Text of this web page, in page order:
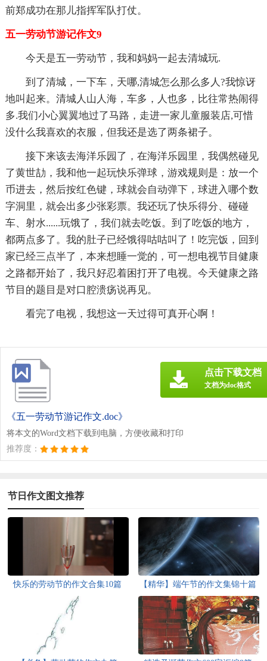
前郑成功在那儿指挥军队打仗。
五一劳动节游记作文9
今天是五一劳动节，我和妈妈一起去清城玩.
到了清城，一下车，天哪,清城怎么那么多人?我惊讶
地叫起来。清城人山人海，车多，人也多，比往常热闹得
多.我们小心翼翼地过了马路，走进一家儿童服装店,可惜
没什么我喜欢的衣服，但我还是选了两条裙子。
接下来该去海洋乐园了，在海洋乐园里，我偶然碰见
了黄世劼，我和他一起玩快乐弹球，游戏规则是：放一个
币进去，然后按红色键，球就会自动弹下，球进入哪个数
字洞里，就会出多少张彩票。我还玩了快乐得分、碰碰
车、射水......玩饿了，我们就去吃饭。到了吃饭的地方，
都两点多了。我的肚子已经饿得咕咕叫了！吃完饭，回到
家已经三点半了，本来想睡一觉的，可一想电视节目健康
之路都开始了，我只好忍着困打开了电视。今天健康之路
节目的题目是对口腔溃疡说再见。
看完了电视，我想这一天过得可真开心啊！
《五一劳动节游记作文.doc》
将本文的Word文档下载到电脑，方便收藏和打印
推荐度：
点击下载文档
文档为doc格式
节日作文图文推荐
快乐的劳动节的作文合集10篇 【精华】端午节的作文集锦十篇